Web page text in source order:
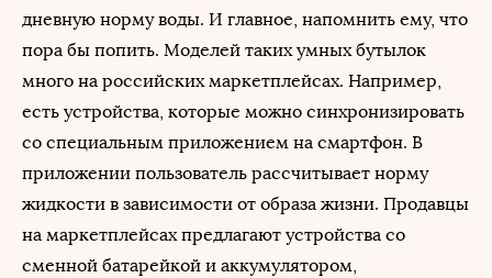
дневную норму воды. И главное, напомнить ему, что
пора бы попить. Моделей таких умных бутылок
много на российских маркетплейсах. Например,
есть устройства, которые можно синхронизировать
со специальным приложением на смартфон. В
приложении пользователь рассчитывает норму
жидкости в зависимости от образа жизни. Продавцы
на маркетплейсах предлагают устройства со
сменной батарейкой и аккумулятором,